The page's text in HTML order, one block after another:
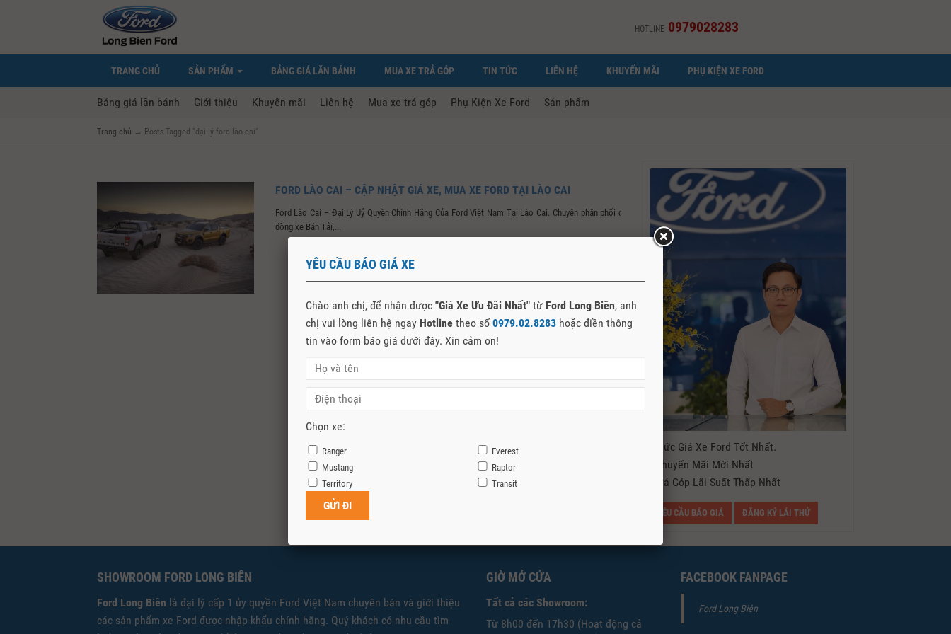
HOTLINE 0979028283
TRANG CHỦ SẢN PHẨM BẢNG GIÁ LĂN BÁNH MUA XE TRẢ GÓP TIN TỨC LIÊN HỆ KHUYẾN MÃI PHỤ KIỆN XE FORD
Bảng giá lăn bánh Giới thiệu Khuyến mãi Liên hệ Mua xe trả góp Phụ Kiện Xe Ford Sản phẩm
Trang chủ → Posts Tagged "đại lý ford lào cai"
FORD LÀO CAI – CẬP NHẬT GIÁ XE, MUA XE FORD TẠI LÀO CAI
Ford Lào Cai – Đại Lý Uỷ Quyền Chính Hãng Của Ford Việt Nam Tại Lào Cai. Chuyên phân phối các
dòng xe Bán Tải,...
- Mức Giá Xe Ford Tốt Nhất.
- Khuyến Mãi Mới Nhất
- Trả Góp Lãi Suất Thấp Nhất
YÊU CẦU BÁO GIÁ ĐĂNG KÝ LÁI THỬ
SHOWROOM FORD LONG BIÊN
Ford Long Biên là đại lý cấp 1 ủy quyền Ford Việt Nam chuyên bán và giới thiệu
các sản phẩm xe Ford được nhập khẩu chính hãng. Quý khách có nhu cầu tìm
GIỜ MỞ CỬA
Tất cả các Showroom:
Từ 8h00 đến 17h30 (Hoạt động cả
FACEBOOK FANPAGE
Ford Long Biên
YÊU CẦU BÁO GIÁ XE
Chào anh chị, để nhận được "Giá Xe Ưu Đãi Nhất" từ Ford Long Biên, anh
chị vui lòng liên hệ ngay Hotline theo số 0979.02.8283 hoặc điền thông
tin vào form báo giá dưới đây. Xin cảm ơn!
Chọn xe:
Ranger
Everest
Mustang
Raptor
Territory
Transit